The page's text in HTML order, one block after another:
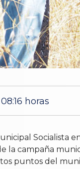
horas
Socialista
la campaña
puntos del